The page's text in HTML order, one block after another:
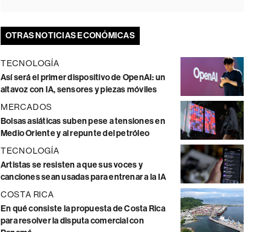
OTRAS NOTICIAS ECONÓMICAS
TECNOLOGÍA
Así será el primer dispositivo de OpenAI: un
altavoz con IA, sensores y piezas móviles
MERCADOS
Bolsas asiáticas suben pese a tensiones en
Medio Oriente y al repunte del petróleo
TECNOLOGÍA
Artistas se resisten a que sus voces y
canciones sean usadas para entrenar a la IA
COSTA RICA
En qué consiste la propuesta de Costa Rica
para resolver la disputa comercial con